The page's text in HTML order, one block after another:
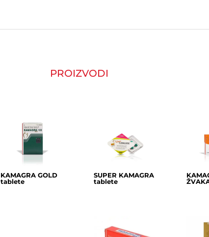
PROIZVODI
KAMAGRA GOLD
tablete
SUPER KAMAGRA
tablete